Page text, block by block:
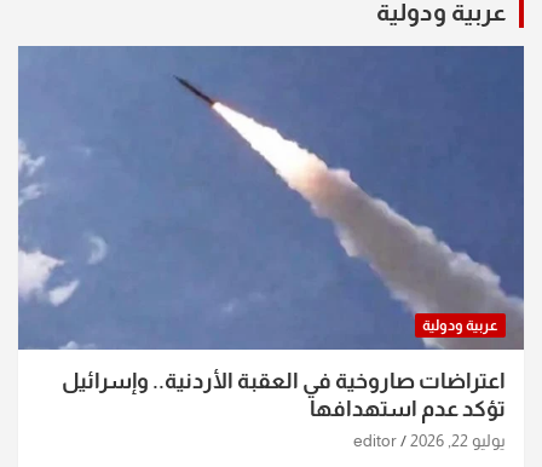
عربية ودولية
عربية ودولية
اعتراضات صاروخية في العقبة الأردنية.. وإسرائيل
تؤكد عدم استهدافها
يوليو 22, 2026 editor